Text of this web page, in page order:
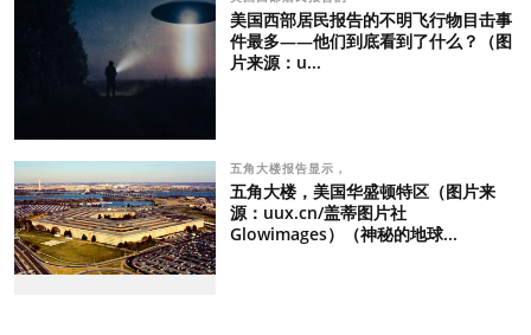
美国西部居民报告的不明飞行物目击事
件最多——他们到底看到了什么？（图
片来源：u...
五角大楼报告显示，
五角大楼，美国华盛顿特区（图片来
源：uux.cn/盖蒂图片社
Glowimages）（神秘的地球...